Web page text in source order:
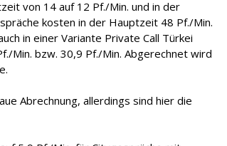
von 14 auf 12 Pf./Min. und in der
kosten in der Hauptzeit 48 Pf./Min.
in einer Variante Private Call Türkei
Min. bzw. 30,9 Pf./Min. Abgerechnet wird
Abrechnung, allerdings sind hier die